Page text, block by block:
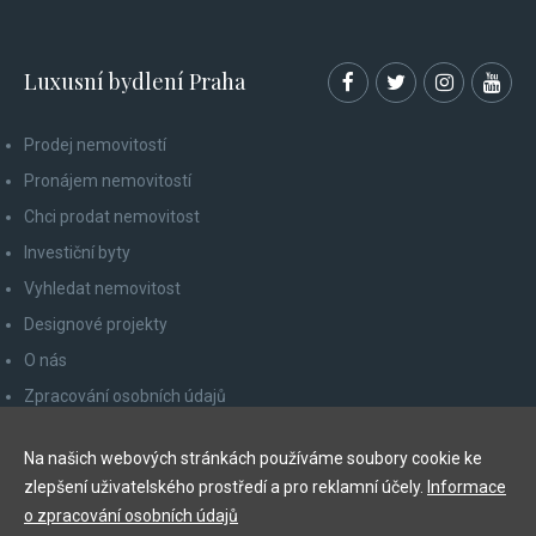
Luxusní bydlení Praha
Prodej nemovitostí
Pronájem nemovitostí
Chci prodat nemovitost
Investiční byty
Vyhledat nemovitost
Designové projekty
O nás
Zpracování osobních údajů
Odhlášení z newsletteru
Na našich webových stránkách používáme soubory cookie ke
zlepšení uživatelského prostředí a pro reklamní účely. Informace
o zpracování osobních údajů